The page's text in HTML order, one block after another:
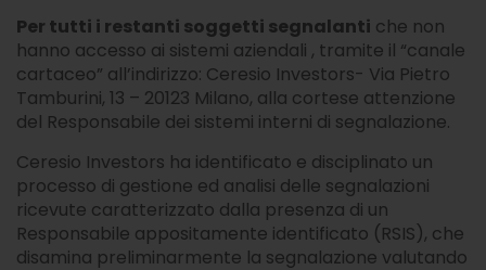
Per tutti i restanti soggetti segnalanti che non
hanno accesso ai sistemi aziendali , tramite il “canale
cartaceo” all’indirizzo: Ceresio Investors- Via Pietro
Tamburini, 13 – 20123 Milano, alla cortese attenzione
del Responsabile dei sistemi interni di segnalazione.
Ceresio Investors ha identificato e disciplinato un
processo di gestione ed analisi delle segnalazioni
ricevute caratterizzato dalla presenza di un
Responsabile appositamente identificato (RSIS), che
disamina preliminarmente la segnalazione valutando